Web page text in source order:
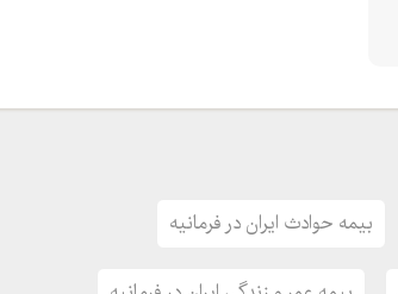
بیمه حوادث ایران در فرمانیه